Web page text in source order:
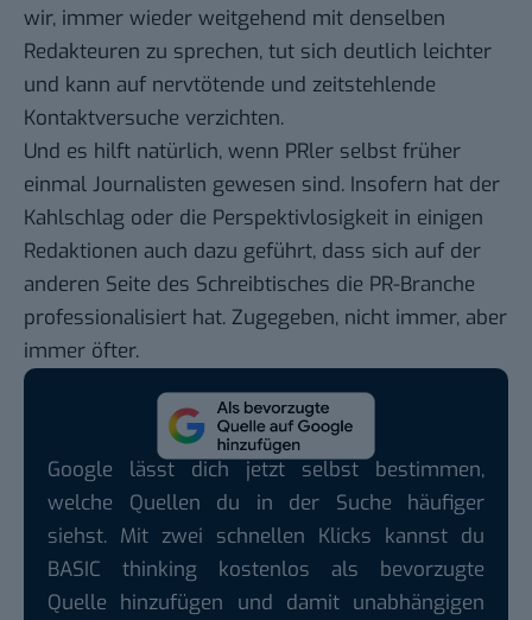
wir, immer wieder weitgehend mit denselben
Redakteuren zu sprechen, tut sich deutlich leichter
und kann auf nervtötende und zeitstehlende
Kontaktversuche verzichten.
Und es hilft natürlich, wenn PRler selbst früher
einmal Journalisten gewesen sind. Insofern hat der
Kahlschlag oder die Perspektivlosigkeit in einigen
Redaktionen auch dazu geführt, dass sich auf der
anderen Seite des Schreibtisches die PR-Branche
professionalisiert hat. Zugegeben, nicht immer, aber
immer öfter.
Google lässt dich jetzt selbst bestimmen,
welche Quellen du in der Suche häufiger
siehst. Mit zwei schnellen Klicks kannst du
BASIC thinking kostenlos als bevorzugte
Quelle hinzufügen und damit unabhängigen